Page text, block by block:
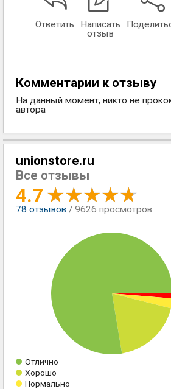
Ответить
Написать
отзыв
Комментарии к отзыву
На данный момент, никто не
автора
unionstore.ru
Все отзывы
4.7
78 отзывов / 9626 просмотров
Отлично
Хорошо
Нормально